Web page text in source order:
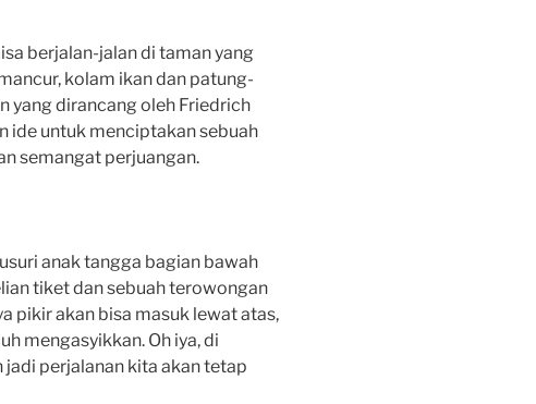
berjalan-jalan di taman yang
kolam ikan dan patung-
yang dirancang oleh Friedrich
ide untuk menciptakan sebuah
semangat perjuangan.
anak tangga bagian bawah
tiket dan sebuah terowongan
pikir akan bisa masuk lewat atas,
mengasyikkan. Oh iya, di
perjalanan kita akan tetap